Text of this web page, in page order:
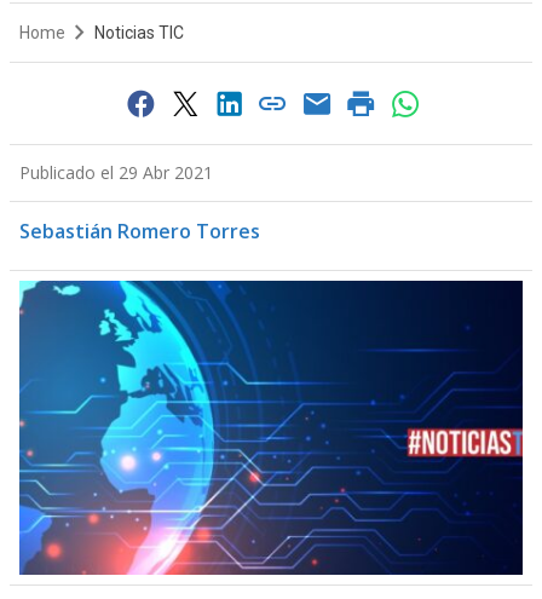
Home Noticias TIC
Publicado el 29 Abr 2021
Sebastián Romero Torres